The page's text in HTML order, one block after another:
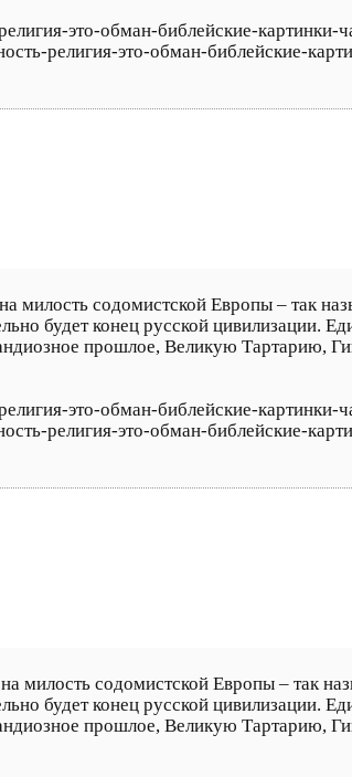
это-обман-библейские-картинки-
религия-это-обман-библейские-
милость содомистской Европы – так
будет конец русской цивилизации.
прошлое, Великую Тартарию,
это-обман-библейские-картинки-
религия-это-обман-библейские-
милость содомистской Европы – так
будет конец русской цивилизации.
прошлое, Великую Тартарию,